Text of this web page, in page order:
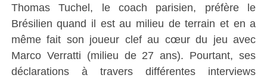
Thomas Tuchel, le coach parisien, préfère le
Brésilien quand il est au milieu de terrain et en a
même fait son joueur clef au cœur du jeu avec
Marco Verratti (milieu de 27 ans). Pourtant, ses
déclarations à travers différentes interviews